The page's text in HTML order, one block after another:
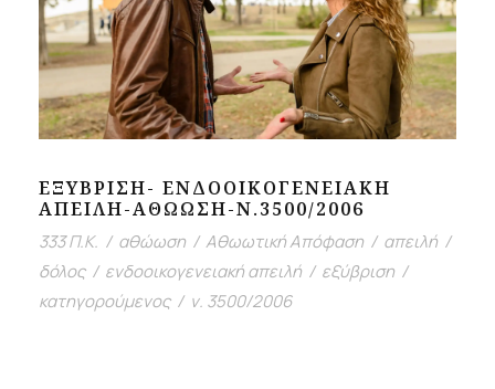
ΕΞΥΒΡΙΣΗ- ΕΝΔΟΟΙΚΟΓΕΝΕΙΑΚΗ
ΑΠΕΙΛΗ-ΑΘΩΩΣΗ-Ν.3500/2006
333 Π.Κ. / αθώωση / Αθωωτική Απόφαση / απειλή /
δόλος / ενδοοικογενειακή απειλή / εξύβριση /
κατηγορούμενος / ν. 3500/2006